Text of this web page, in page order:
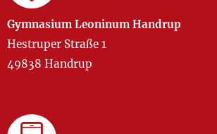
Gymnasium Leoninum Handrup
Hestruper Straße 1
49838 Handrup